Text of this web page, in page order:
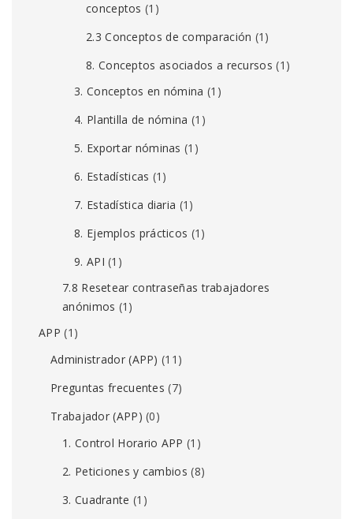
conceptos (1)
2.3 Conceptos de comparación (1)
8. Conceptos asociados a recursos (1)
3. Conceptos en nómina (1)
4. Plantilla de nómina (1)
5. Exportar nóminas (1)
6. Estadísticas (1)
7. Estadística diaria (1)
8. Ejemplos prácticos (1)
9. API (1)
7.8 Resetear contraseñas trabajadores
anónimos (1)
APP (1)
Administrador (APP) (11)
Preguntas frecuentes (7)
Trabajador (APP) (0)
1. Control Horario APP (1)
2. Peticiones y cambios (8)
3. Cuadrante (1)